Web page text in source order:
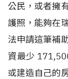
公民，或者擁
護照，能夠在
法申請這筆補
資最少
或建造自己的